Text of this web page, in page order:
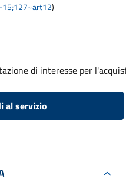
)
di interesse per
al servizio